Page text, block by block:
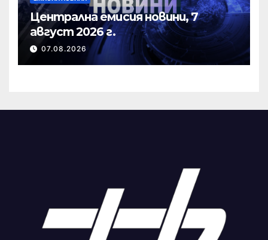
Централна емисия новини, 7
август 2026 г.
07.08.2026